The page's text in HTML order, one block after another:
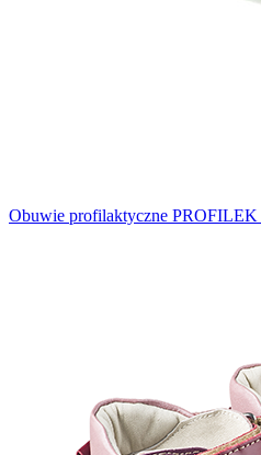
Obuwie profilaktyczne PROFILEK